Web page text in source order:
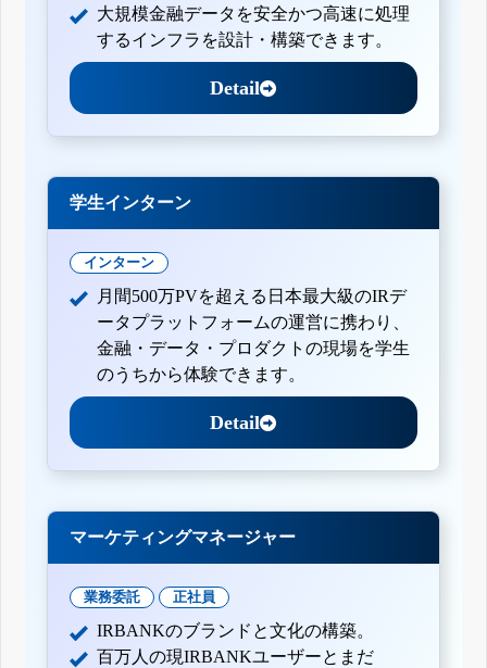
大規模金融データを安全かつ高速に処理
するインフラを設計・構築できます。
Detail
学生インターン
インターン
月間500万PVを超える日本最大級のIRデ
ータプラットフォームの運営に携わり、
金融・データ・プロダクトの現場を学生
のうちから体験できます。
Detail
マーケティングマネージャー
業務委託 正社員
IRBANKのブランドと文化の構築。
百万人の現IRBANKユーザーとまだ